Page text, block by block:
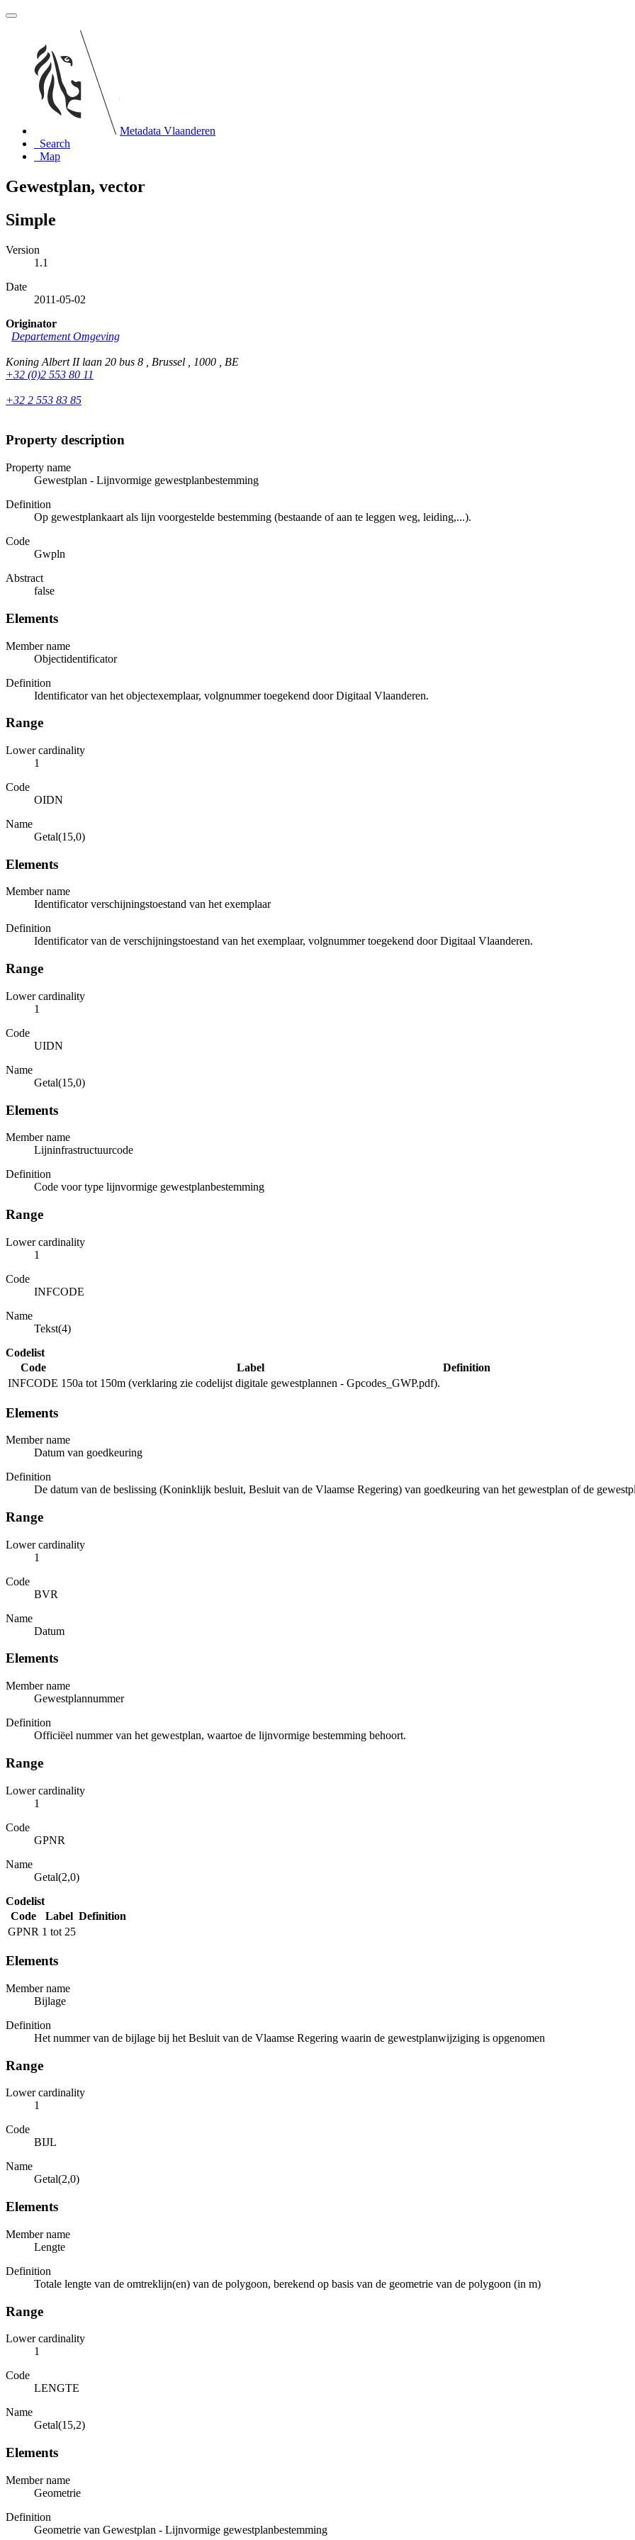
Metadata Vlaanderen
Search
Map
Gewestplan, vector
Simple
Version
1.1
Date
2011-05-02
Originator
Departement Omgeving
Koning Albert II laan 20 bus 8 , Brussel , 1000 , BE
+32 (0)2 553 80 11
+32 2 553 83 85
Property description
Property name
Gewestplan - Lijnvormige gewestplanbestemming
Definition
Op gewestplankaart als lijn voorgestelde bestemming (bestaande of aan te leggen weg, leiding,...).
Code
Gwpln
Abstract
false
Elements
Member name
Objectidentificator
Definition
Identificator van het objectexemplaar, volgnummer toegekend door Digitaal Vlaanderen.
Range
Lower cardinality
1
Code
OIDN
Name
Getal(15,0)
Elements
Member name
Identificator verschijningstoestand van het exemplaar
Definition
Identificator van de verschijningstoestand van het exemplaar, volgnummer toegekend door Digitaal Vlaanderen.
Range
Lower cardinality
1
Code
UIDN
Name
Getal(15,0)
Elements
Member name
Lijninfrastructuurcode
Definition
Code voor type lijnvormige gewestplanbestemming
Range
Lower cardinality
1
Code
INFCODE
Name
Tekst(4)
Codelist
Code
Label
Definition
INFCODE 150a tot 150m (verklaring zie codelijst digitale gewestplannen - Gpcodes_GWP.pdf).
Elements
Member name
Datum van goedkeuring
Definition
De datum van de beslissing (Koninklijk besluit, Besluit van de Vlaamse Regering) van goedkeuring van het gewestplan of de
Range
Lower cardinality
1
Code
BVR
Name
Datum
Elements
Member name
Gewestplannummer
Definition
Officiëel nummer van het gewestplan, waartoe de lijnvormige bestemming behoort.
Range
Lower cardinality
1
Code
GPNR
Name
Getal(2,0)
Codelist
Code
Label Definition
GPNR 1 tot 25
Elements
Member name
Bijlage
Definition
Het nummer van de bijlage bij het Besluit van de Vlaamse Regering waarin de gewestplanwijziging is opgenomen
Range
Lower cardinality
1
Code
BIJL
Name
Getal(2,0)
Elements
Member name
Lengte
Definition
Totale lengte van de omtreklijn(en) van de polygoon, berekend op basis van de geometrie van de polygoon (in m)
Range
Lower cardinality
1
Code
LENGTE
Name
Getal(15,2)
Elements
Member name
Geometrie
Definition
Geometrie van Gewestplan - Lijnvormige gewestplanbestemming